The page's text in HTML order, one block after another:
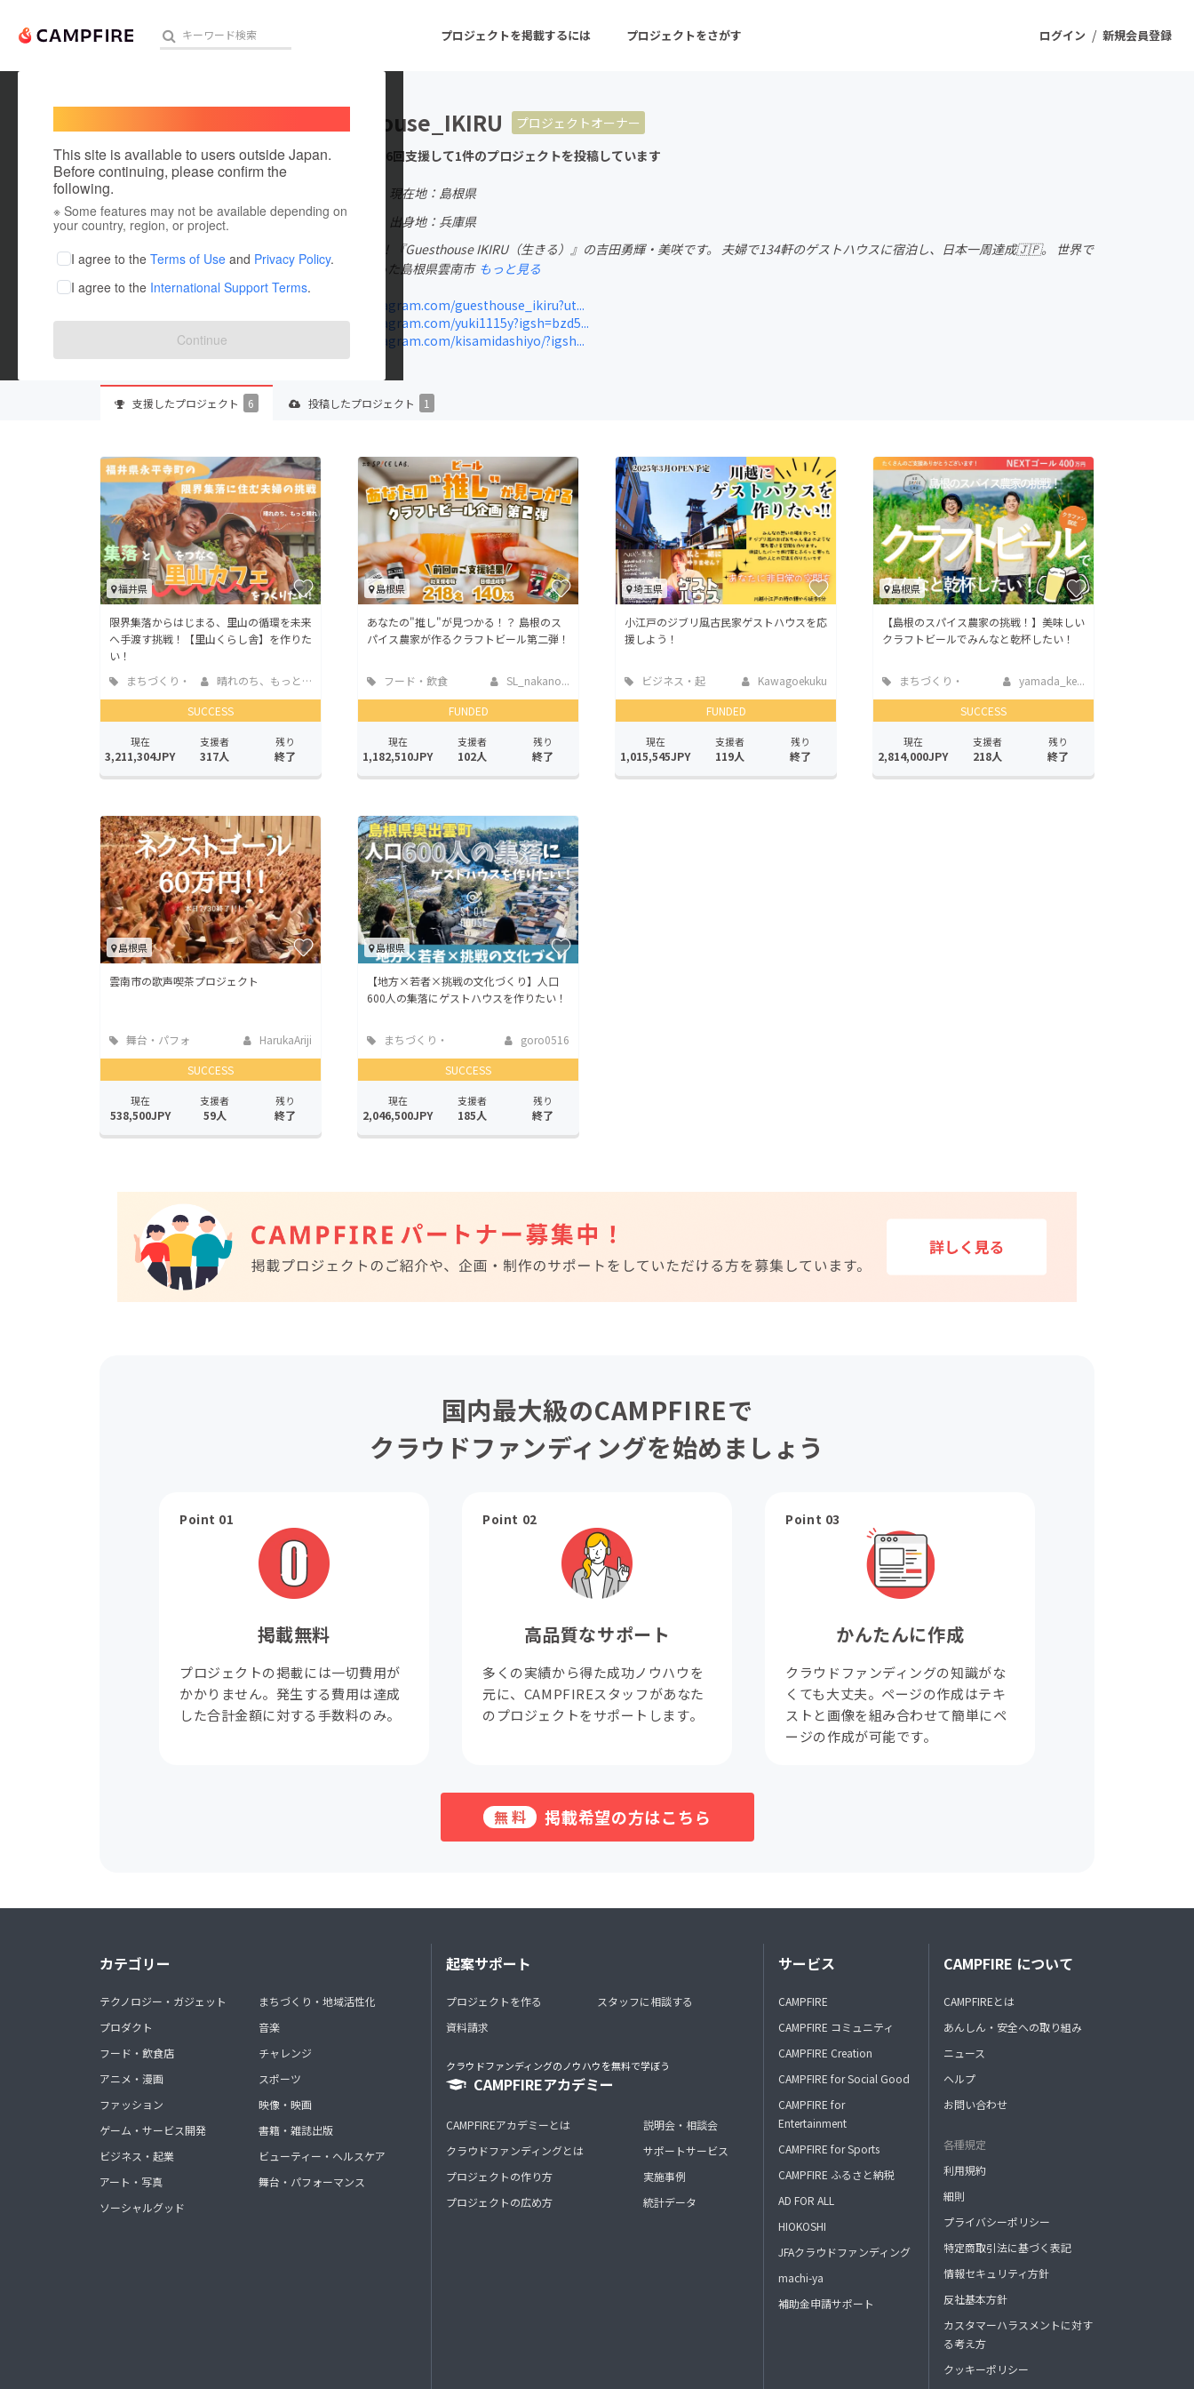
ログイン / 新規会員登録
プロジェクトを掲載するには プロジェクトをさがす
人気のプロジェクト 注目のリターン 注目の新着プロジェクト
アート・写真 音楽
テクノロジー・ガジェット
ゲーム・サービス開発 フード・飲食店
ファッション
映像・映画
ビジネス・起業
チャレンジ
まちづくり・地域活性化
CAMPFIREふるさと納税
machi-ya コミュニティ
This site is available to users outside Japan.
Before continuing, please confirm the
following.
※ Some features may not be available depending on
your country, region, or project.
I agree to the Terms of Use and Privacy Policy.
I agree to the International Support Terms.
Continue
Guesthouse_IKIRU
プロジェクトオーナー
これまでに6回支援して1件のプロジェクトを投稿しています
現在地：島根県
出身国：日本
出身地：兵庫県
はじめまして！『Guesthouse IKIRU（生きる）』の吉田勇輝・美咲です。 夫婦で134軒のゲストハウスに宿泊し、日本一周達成🇯🇵。 世界で
1番好きになった島根県雲南市 もっと見る
www.instagram.com/guesthouse_ikiru?ut...
www.instagram.com/yuki1115y?igsh=bzd5...
www.instagram.com/kisamidashiyo/?igsh...
支援したプロジェクト 6 投稿したプロジェクト 1
福井県
限界集落からはじまる、里山の循環を未来
へ手渡す挑戦！【里山くらし舎】を作りた
い！
まちづくり・
地域活性化
晴れのち、もっと晴...
SUCCESS
現在
3,211,304JPY
支援者
317人
残り
終了
島根県
あなたの"推し"が見つかる！？ 島根のス
パイス農家が作るクラフトビール第二弾！
フード・飲食
店
SL_nakano...
FUNDED
現在
1,182,510JPY
支援者
102人
残り
終了
埼玉県
小江戸のジブリ風古民家ゲストハウスを応
援しよう！
ビジネス・起
業
Kawagoekuku
FUNDED
現在
1,015,545JPY
支援者
119人
残り
終了
島根県
【島根のスパイス農家の挑戦！】美味しい
クラフトビールでみんなと乾杯したい！
まちづくり・
地域活性化
yamada_ke...
SUCCESS
現在
2,814,000JPY
支援者
218人
残り
終了
島根県
雲南市の歌声喫茶プロジェクト
舞台・パフォ
ーマンス
HarukaAriji
SUCCESS
現在
538,500JPY
支援者
59人
残り
終了
島根県
【地方×若者×挑戦の文化づくり】人口
600人の集落にゲストハウスを作りたい！
まちづくり・
地域活性化
goro0516
SUCCESS
現在
2,046,500JPY
支援者
185人
残り
終了
国内最大級のCAMPFIREで
クラウドファンディングを始めましょう
Point 01
掲載無料
プロジェクトの掲載には一切費用が
かかりません。発生する費用は達成
した合計金額に対する手数料のみ。
Point 02
高品質なサポート
多くの実績から得た成功ノウハウを
元に、CAMPFIREスタッフがあなた
のプロジェクトをサポートします。
Point 03
かんたんに作成
クラウドファンディングの知識がな
くても大丈夫。ページの作成はテキ
ストと画像を組み合わせて簡単にペ
ージの作成が可能です。
無料 掲載希望の方はこちら
カテゴリー
テクノロジー・ガジェット
プロダクト
フード・飲食店
アニメ・漫画
ファッション
ゲーム・サービス開発
ビジネス・起業
アート・写真
ソーシャルグッド
まちづくり・地域活性化
音楽
チャレンジ
スポーツ
映像・映画
書籍・雑誌出版
ビューティー・ヘルスケア
舞台・パフォーマンス
起案サポート
プロジェクトを作る
資料請求
スタッフに相談する
クラウドファンディングのノウハウを無料で学ぼう
CAMPFIREアカデミー
CAMPFIREアカデミーとは
クラウドファンディングとは
プロジェクトの作り方
プロジェクトの広め方
説明会・相談会
サポートサービス
実施事例
統計データ
サービス
CAMPFIRE
CAMPFIRE コミュニティ
CAMPFIRE Creation
CAMPFIRE for Social Good
CAMPFIRE for
Entertainment
CAMPFIRE for Sports
CAMPFIRE ふるさと納税
AD FOR ALL
HIOKOSHI
JFAクラウドファンディング
machi-ya
補助金申請サポート
CAMPFIRE について
CAMPFIREとは
あんしん・安全への取り組み
ニュース
ヘルプ
お問い合わせ
各種規定
利用規約
細則
プライバシーポリシー
特定商取引法に基づく表記
情報セキュリティ方針
反社基本方針
カスタマーハラスメントに対す
る考え方
クッキーポリシー